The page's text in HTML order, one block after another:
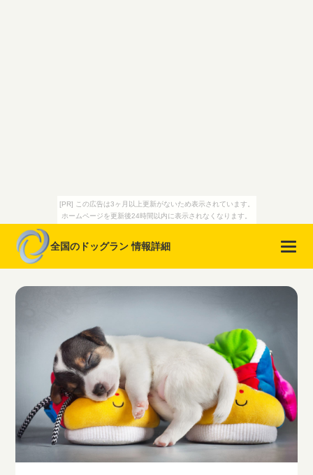
[PR] この広告は3ヶ月以上更新がないため表示されています。
ホームページを更新後24時間以内に表示されなくなります。
全国のドッグラン 情報詳細